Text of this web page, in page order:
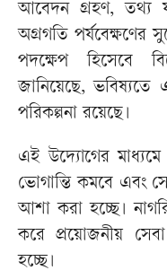
আবেদন গ্রহণ, তথ্য
অগ্রগতি পর্যবেক্ষণের
পদক্ষেপ হিসেবে
জানিয়েছে, ভবিষ্যতে
পরিকল্পনা রয়েছে।
এই উদ্যোগের মাধ্যমে
ভোগান্তি কমবে এবং
আশা করা হচ্ছে।
করে প্রয়োজনীয়
হচ্ছে।